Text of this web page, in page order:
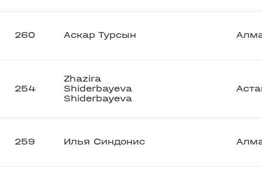
260 Аскар Турсын
254
Zhazira
Shiderbayeva
Shiderbayeva
259 Илья Синдонис